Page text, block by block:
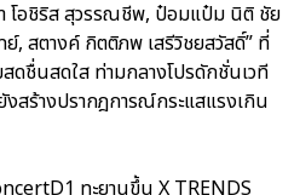
โอชิริส สุวรรณชีพ, ป๋อมแป๋ม นิติ ชัย
, สตางค์ กิตติภพ เสรีวิชยสวัสดิ์” ที่
ดชื่นสดใส ท่ามกลางโปรดักชั่นเวที
งสร้างปรากฎการณ์กระแสแรงเกิน
ทะยานขึ้น X TRENDS